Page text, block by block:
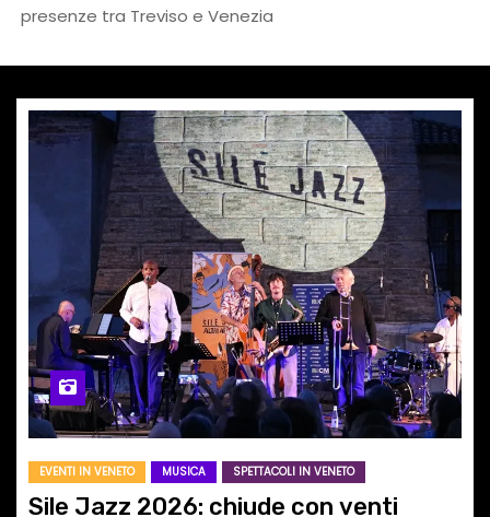
presenze tra Treviso e Venezia
EVENTI IN VENETO MUSICA SPETTACOLI IN VENETO
Sile Jazz 2026: chiude con venti